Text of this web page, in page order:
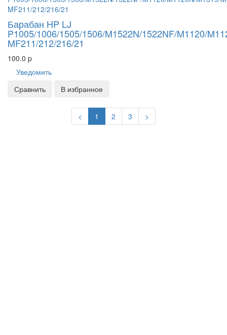
Барабан HP LJ
P1005/1006/1505/1506/M1522N/1522NF/M1120/
MF211/212/216/21
100.0 p
Уведомить
Сравнить
В избранное
< Previous
1 2 3 >